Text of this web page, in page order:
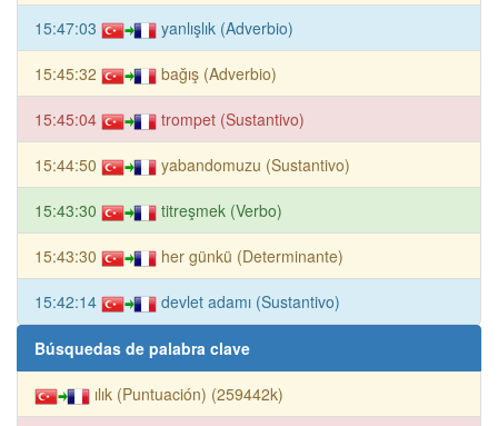
15:47:03 yanlışlık (Adverbio)
15:45:32 bağış (Adverbio)
15:45:04 trompet (Sustantivo)
15:44:50 yabandomuzu (Sustantivo)
15:43:30 titreşmek (Verbo)
15:43:30 her günkü (Determinante)
15:42:14 devlet adamı (Sustantivo)
Búsquedas de palabra clave
ılık (Puntuación) (259442k)